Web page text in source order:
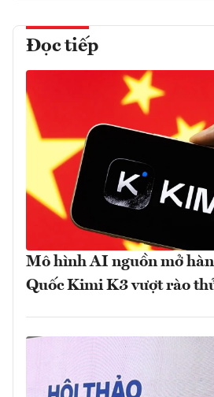
Đọc tiếp
Mô hình AI nguồn mở
Quốc Kimi K3 vượt rào